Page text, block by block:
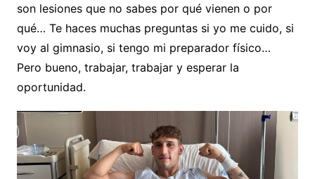
son lesiones que no sabes por qué vienen o por
qué… Te haces muchas preguntas si yo me cuido, si
voy al gimnasio, si tengo mi preparador físico…
Pero bueno, trabajar, trabajar y esperar la
oportunidad.